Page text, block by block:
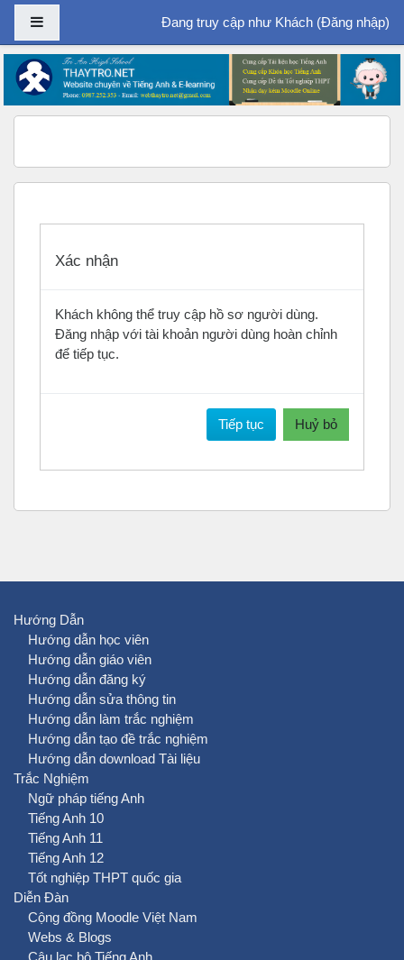
Chuyển tới nội dung chính
Bảng điều khiển cạnhĐang truy cập như Khách (Đăng nhập)
Xác nhận
Khách không thể truy cập hồ sơ người dùng.
Đăng nhập với tài khoản người dùng hoàn chỉnh
để tiếp tục.
Tiếp tục Huỷ bỏ
Hướng Dẫn
Hướng dẫn học viên
Hướng dẫn giáo viên
Hướng dẫn đăng ký
Hướng dẫn sửa thông tin
Hướng dẫn làm trắc nghiệm
Hướng dẫn tạo đề trắc nghiệm
Hướng dẫn download Tài liệu
Trắc Nghiệm
Ngữ pháp tiếng Anh
Tiếng Anh 10
Tiếng Anh 11
Tiếng Anh 12
Tốt nghiệp THPT quốc gia
Diễn Đàn
Cộng đồng Moodle Việt Nam
Webs & Blogs
Câu lạc bộ Tiếng Anh